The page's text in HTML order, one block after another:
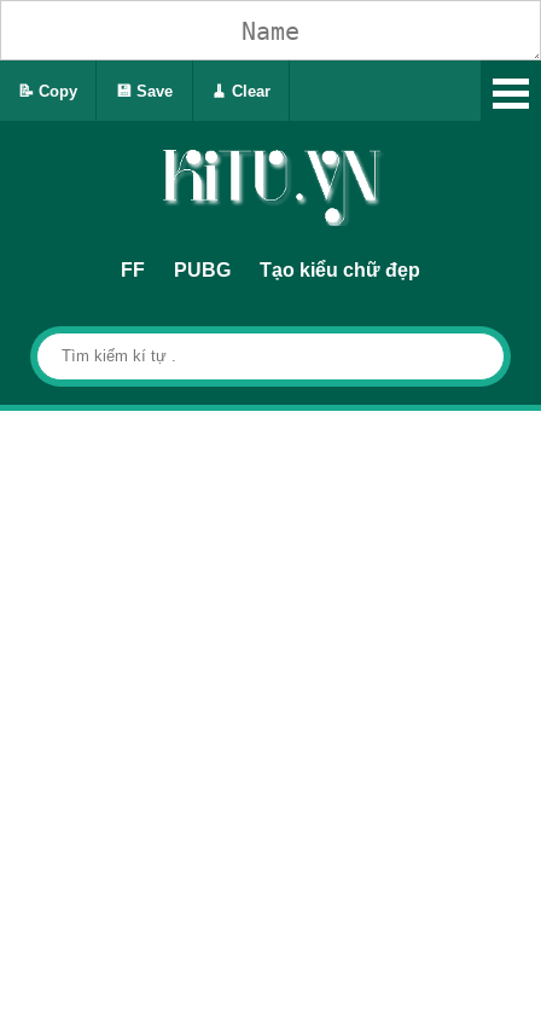
FF PUBG Tạo kiểu chữ đẹp
📝 Copy 💾 Save 🧹 Clear